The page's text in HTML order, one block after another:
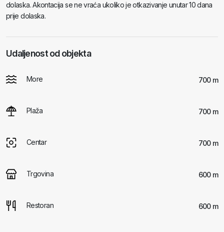
dolaska. Akontacija se ne vraća ukoliko je otkazivanje unutar 10 dana
prije dolaska.
Udaljenost od objekta
More 700 m
Plaža 700 m
Centar 700 m
Trgovina 600 m
Restoran 600 m